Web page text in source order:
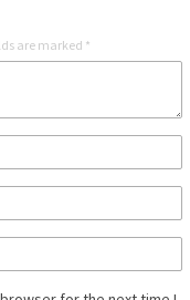
are marked *